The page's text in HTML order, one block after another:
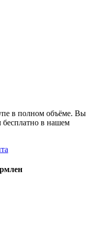
в полном объёме. Вы
бесплатно в нашем